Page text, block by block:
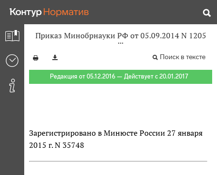
Приказ Минобрнауки РФ от 05.09.2014 N 1205
Поиск в тексте
Редакция от 05.12.2016 — Действует с 20.01.2017
Зарегистрировано в Минюсте России 27 января
2015 г. N 35748